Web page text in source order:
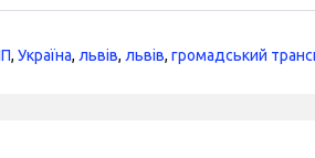
,Україна,львів,львів,громадський